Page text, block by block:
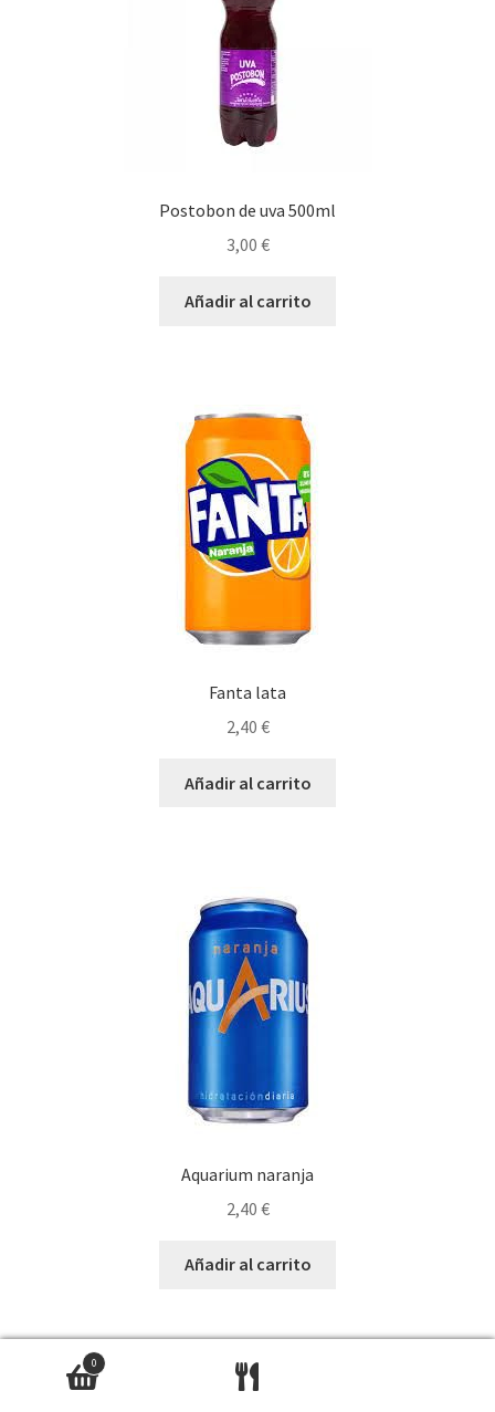
Postobon de uva 500ml
3,00 €
Añadir al carrito
Fanta lata
2,40 €
Añadir al carrito
Aquarium naranja
2,40 €
Añadir al carrito
0